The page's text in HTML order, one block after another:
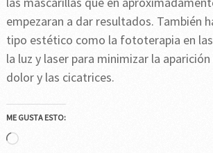
empezaran a dar resultados. También
tipo estético como la fototerapia en las
la luz y laser para minimizar la
dolor y las cicatrices.
ME GUSTA ESTO:
Cargando...